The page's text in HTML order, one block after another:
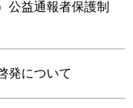
公益通報者保護制
発について